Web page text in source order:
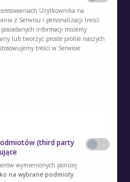
dodatkowych
dodatkowych
Użytkownika na
z Serwisu i personalizacji treści
informacji możemy
lub tworzyć proste profile naszych
treści w Serwisie
(third party
wymienionych poniżej
na wybrane podmioty